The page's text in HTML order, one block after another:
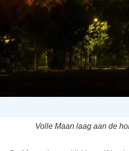
Volle Maan laag aan de